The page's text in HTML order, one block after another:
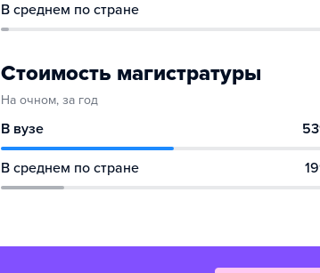
В среднем по стране
Стоимость магистратуры
На очном, за год
В вузе
В среднем по стране